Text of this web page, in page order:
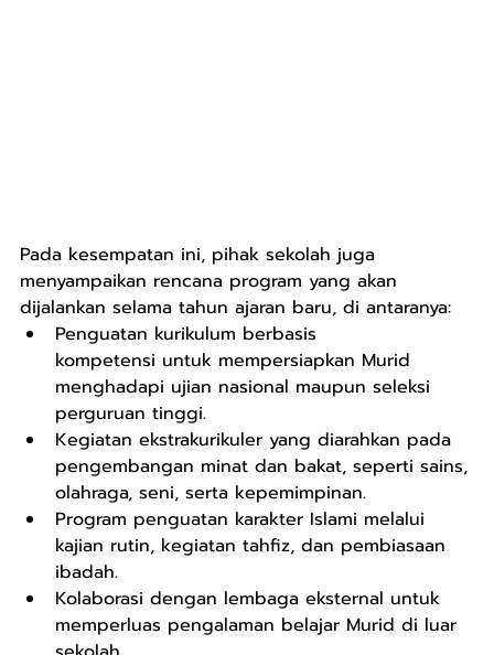
Pada kesempatan ini, pihak sekolah juga
menyampaikan rencana program yang akan
dijalankan selama tahun ajaran baru, di antaranya:
Penguatan kurikulum berbasis
kompetensi untuk mempersiapkan Murid
menghadapi ujian nasional maupun seleksi
perguruan tinggi.
Kegiatan ekstrakurikuler yang diarahkan pada
pengembangan minat dan bakat, seperti sains,
olahraga, seni, serta kepemimpinan.
Program penguatan karakter Islami melalui
kajian rutin, kegiatan tahfiz, dan pembiasaan
ibadah.
Kolaborasi dengan lembaga eksternal untuk
memperluas pengalaman belajar Murid di luar